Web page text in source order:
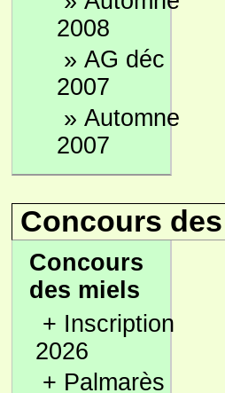
2008
» AG déc
2007
» Automne
2007
Concours
Concours
des miels
+ Inscription
2026
+ Palmarès